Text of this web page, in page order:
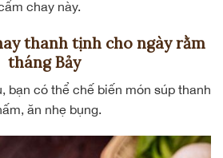
chay này.
thanh tịnh cho ngày rằm
tháng Bảy
bạn có thể chế biến món súp thanh
ăn nhẹ bụng.